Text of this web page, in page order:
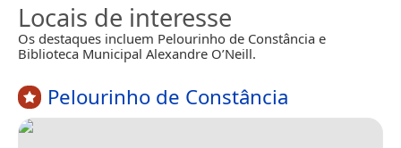
Locais de interesse
Os destaques incluem Pelourinho de Constância e
Biblioteca Municipal Alexandre O’Neill.
Pelourinho de Constância